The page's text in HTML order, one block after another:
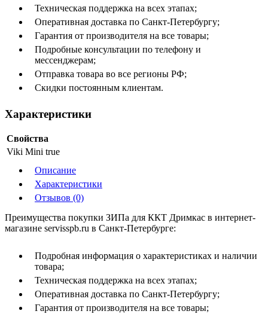
Техническая поддержка на всех этапах;
Оперативная доставка по Санкт-Петербургу;
Гарантия от производителя на все товары;
Подробные консультации по телефону и
мессенджерам;
Отправка товара во все регионы РФ;
Скидки постоянным клиентам.
Характеристики
Свойства
Viki Mini true
Описание
Характеристики
Отзывов (0)
Преимущества покупки ЗИПа для ККТ Дримкас в интернет-
магазине servisspb.ru в Санкт-Петербурге:
Подробная информация о характеристиках и наличии
товара;
Техническая поддержка на всех этапах;
Оперативная доставка по Санкт-Петербургу;
Гарантия от производителя на все товары;